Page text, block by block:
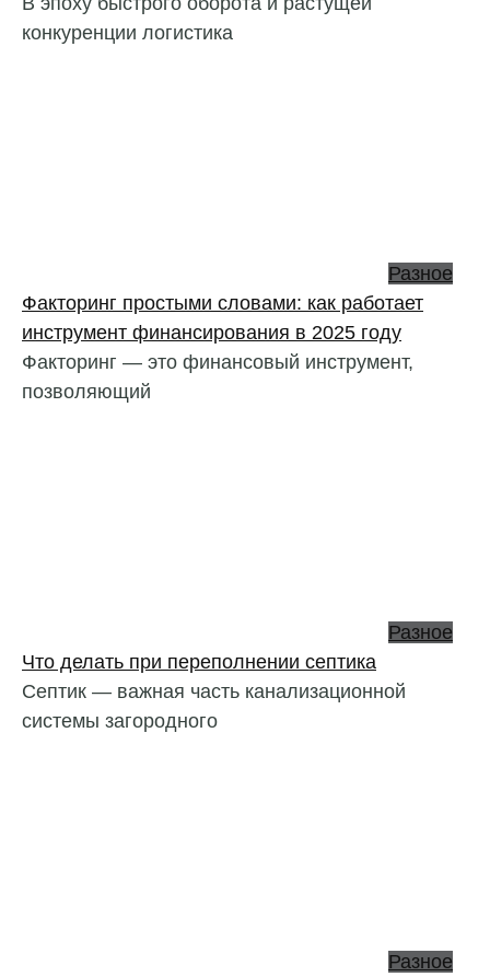
конкуренции логистика
Разное
Факторинг простыми словами: как работает
инструмент финансирования в 2025 году
Факторинг — это финансовый инструмент,
позволяющий
Разное
Что делать при переполнении септика
Септик — важная часть канализационной
системы загородного
Разное